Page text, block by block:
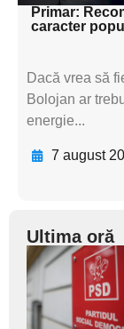
Primar:
caracter
Dacă vrea să
Bolojan ar
energie...
7 august
Ultima oră
Adaugă
aici textul
pentru
subtitlu